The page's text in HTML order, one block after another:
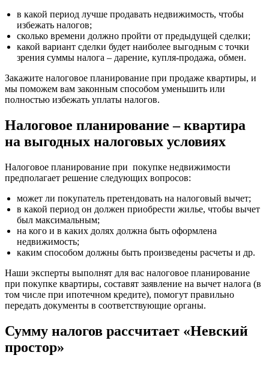
в какой период лучше продавать недвижимость, чтобы
избежать налогов;
сколько времени должно пройти от предыдущей сделки;
какой вариант сделки будет наиболее выгодным с точки
зрения суммы налога – дарение, купля-продажа, обмен.
Закажите налоговое планирование при продаже квартиры, и
мы поможем вам законным способом уменьшить или
полностью избежать уплаты налогов.
Налоговое планирование – квартира
на выгодных налоговых условиях
Налоговое планирование при покупке недвижимости
предполагает решение следующих вопросов:
может ли покупатель претендовать на налоговый вычет;
в какой период он должен приобрести жилье, чтобы вычет
был максимальным;
на кого и в каких долях должна быть оформлена
недвижимость;
каким способом должны быть произведены расчеты и др.
Наши эксперты выполнят для вас налоговое планирование
при покупке квартиры, составят заявление на вычет налога (в
том числе при ипотечном кредите), помогут правильно
передать документы в соответствующие органы.
Сумму налогов рассчитает «Невский
простор»